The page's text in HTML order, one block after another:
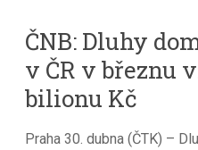
ČNB: Dluhy
v ČR v březnu
bilionu Kč
Praha 30. dubna (ČTK) –